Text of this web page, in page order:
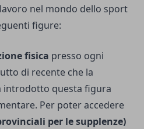
nel mondo dello sport
figure:
fisica presso ogni
di recente che la
introdotto questa figura
Per poter accedere
per le supplenze)